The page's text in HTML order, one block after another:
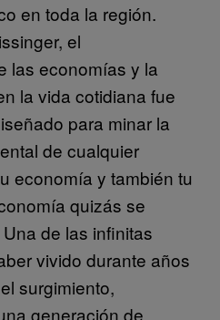
en toda la región.
el
las economías y la
la vida cotidiana fue
para minar la
de cualquier
economía y también tu
quizás se
de las infinitas
vivido durante años
surgimiento,
generación de